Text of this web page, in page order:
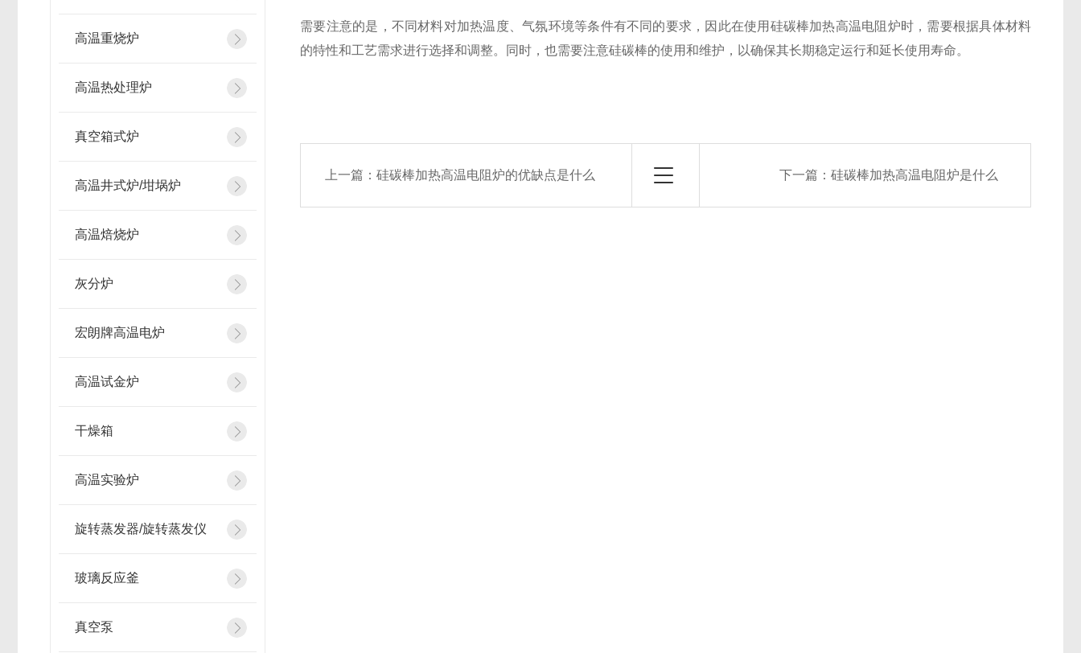
高温重烧炉
高温热处理炉
真空箱式炉
高温井式炉/坩埚炉
高温焙烧炉
灰分炉
宏朗牌高温电炉
高温试金炉
干燥箱
高温实验炉
旋转蒸发器/旋转蒸发仪
玻璃反应釜
真空泵
需要注意的是，不同材料对加热温度、气氛环境等条件有不同的要求，因此在使用硅碳棒加热高温电阻炉时，需要根据具体材料
的特性和工艺需求进行选择和调整。同时，也需要注意硅碳棒的使用和维护，以确保其长期稳定运行和延长使用寿命。
上一篇：硅碳棒加热高温电阻炉的优缺点是什么 下一篇： 硅碳棒加热高温电阻炉是什么